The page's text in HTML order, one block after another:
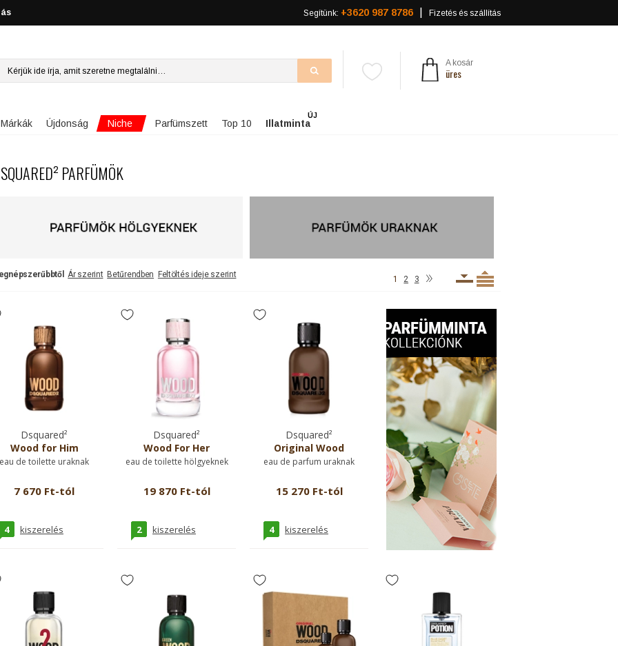
Segítünk: +3620 987 8786 Fizetés és szállítás
A kosár
üres
Márkák Újdonság Niche Parfümszett Top 10 Illatminta
ÚJ
PARFÜMÖK
Ár szerint Betűrendben Feltöltés ideje szerint 1 2 3 »
Dsquared²
Wood for Him
eau de toilette uraknak
7 670 Ft-tól
4 kiszerelés
Dsquared²
Wood For Her
eau de toilette hölgyeknek
19 870 Ft-tól
2 kiszerelés
Dsquared²
Original Wood
eau de parfum uraknak
15 270 Ft-tól
4 kiszerelés